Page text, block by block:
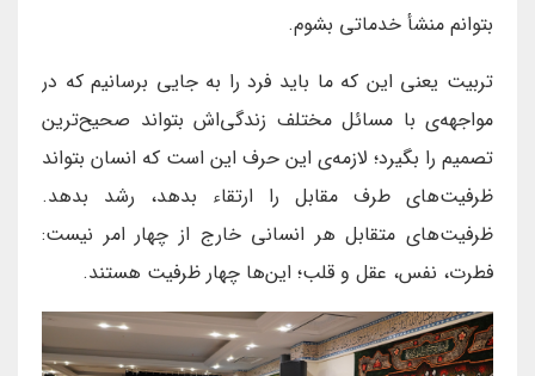
بتوانم منشأ خدماتی بشوم.
تربیت یعنی این که ما باید فرد را به جایی برسانیم که در
مواجهه‌ی با مسائل مختلف زندگی‌اش بتواند صحیح‌ترین
تصمیم را بگیرد؛ لازمه‌ی این حرف این است که انسان بتواند
ظرفیت‌های طرف مقابل را ارتقاء بدهد، رشد بدهد.
ظرفیت‌های متقابل هر انسانی خارج از چهار امر نیست:
فطرت، نفس، عقل و قلب؛ این‌ها چهار ظرفیت هستند.